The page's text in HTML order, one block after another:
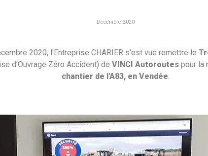
Décembre 2020
2020, l'Entreprise CHARIER s'est vue remettre le
d’Ouvrage Zéro Accident) de VINCI Autoroutespour la
chantier de l'A83, en Vendée.